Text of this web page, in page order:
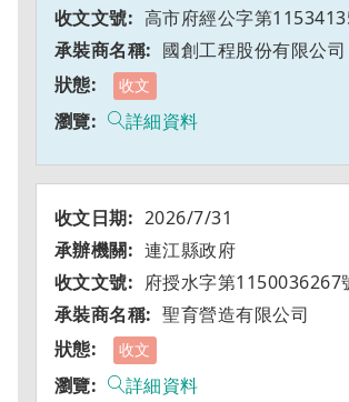
高市府經公字第
國創工程股份有限公司
收文
詳細資料
2026/7/31
連江縣政府
府授水字第1150036267
聖育營造有限公司
收文
詳細資料